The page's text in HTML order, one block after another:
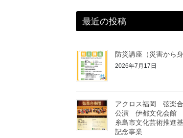
最近の投稿
防災講座（災害から身
2026年7月17日
アクロス福岡 弦楽
公演 伊都文化会館
糸島市文化芸術推進
記念事業